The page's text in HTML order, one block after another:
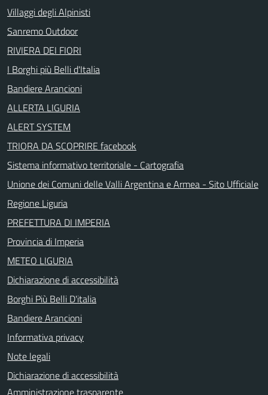
Villaggi degli Alpinisti
Sanremo Outdoor
RIVIERA DEI FIORI
I Borghi più Belli d'Italia
Bandiere Arancioni
ALLERTA LIGURIA
ALERT SYSTEM
TRIORA DA SCOPRIRE facebook
Sistema informativo territoriale - Cartografia
Unione dei Comuni delle Valli Argentina e Armea - Sito Ufficiale
Regione Liguria
PREFETTURA DI IMPERIA
Provincia di Imperia
METEO LIGURIA
Dichiarazione di accessibilità
Borghi Più Belli D'italia
Bandiere Arancioni
Informativa privacy
Note legali
Dichiarazione di accessibilità
Amministrazione trasparente